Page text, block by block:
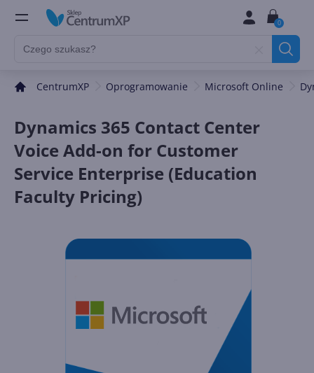
0
CentrumXP Oprogramowanie Microsoft Online
Dynamics 365 Contact Center
Voice Add-on for Customer
Service Enterprise (Education
Faculty Pricing)